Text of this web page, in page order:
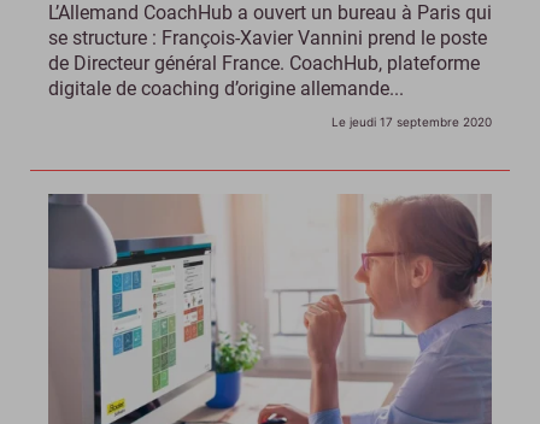
L’Allemand CoachHub a ouvert un bureau à Paris qui
se structure : François-Xavier Vannini prend le poste
de Directeur général France. CoachHub, plateforme
digitale de coaching d’origine allemande...
Le jeudi 17 septembre 2020